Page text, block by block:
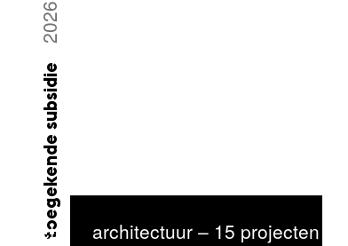
architectuur – 15 projecten
toegekende subsidie
2026